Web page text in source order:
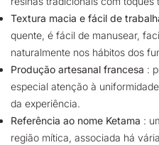
Textura macia e fácil de
quente, é fácil de manusear,
naturalmente nos hábitos dos
Produção artesanal francesa :
especial atenção à
da experiência.
Referência ao nome Ketama :
região mítica, associada há